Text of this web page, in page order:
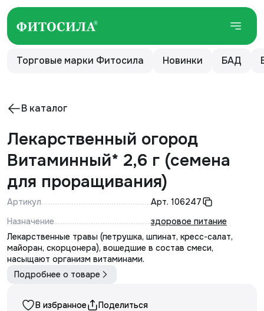
Торговые марки Фитосила Новинки БАД
В каталог
Лекарственный огород
Витаминный* 2,6 г (семена
для проращивания)
Артикул Арт. 106247
Назначение
здоровое питание
Лекарственные травы (петрушка, шпинат, кресс-салат,
майоран, скорцонера), вошедшие в состав смеси,
насыщают организм витаминами.
Подробнее о товаре
В избранное Поделиться